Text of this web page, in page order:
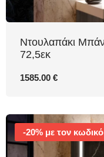
Nτουλαπάκι
72,5εκ
1585.00 €
-20% με τον